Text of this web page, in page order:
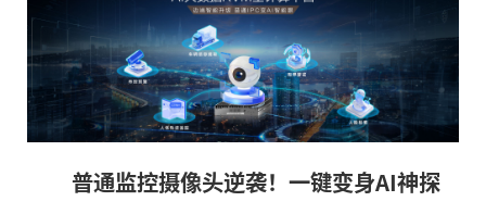
普通监控摄像头逆袭！一键变身AI神探